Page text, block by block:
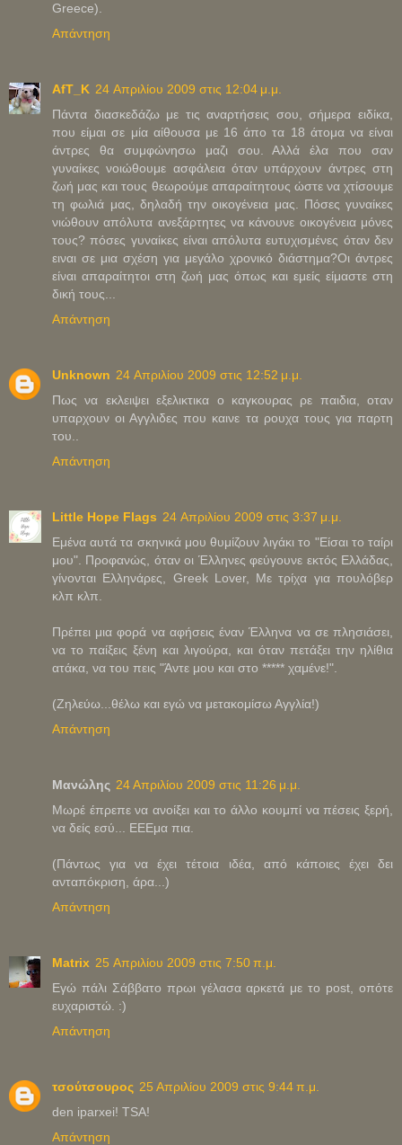
Greece).
Απάντηση
AfT_K 24 Απριλίου 2009 στις 12:04 μ.μ.
Πάντα διασκεδάζω με τις αναρτήσεις σου, σήμερα ειδίκα,
που είμαι σε μία αίθουσα με 16 άπο τα 18 άτομα να είναι
άντρες θα συμφώνησω μαζι σου. Αλλά έλα που σαν
γυναίκες νοιώθουμε ασφάλεια όταν υπάρχουν άντρες στη
ζωή μας και τους θεωρούμε απαραίτητους ώστε να χτίσουμε
τη φωλιά μας, δηλαδή την οικογένεια μας. Πόσες γυναίκες
νιώθουν απόλυτα ανεξάρτητες να κάνουνε οικογένεια μόνες
τους? πόσες γυναίκες είναι απόλυτα ευτυχισμένες όταν δεν
ειναι σε μια σχέση για μεγάλο χρονικό διάστημα?Οι άντρες
είναι απαραίτητοι στη ζωή μας όπως και εμείς είμαστε στη
δική τους...
Απάντηση
Unknown 24 Απριλίου 2009 στις 12:52 μ.μ.
Πως να εκλειψει εξελικτικα ο καγκουρας ρε παιδια, οταν
υπαρχουν οι Αγγλιδες που καινε τα ρουχα τους για παρτη
του..
Απάντηση
Little Hope Flags 24 Απριλίου 2009 στις 3:37 μ.μ.
Εμένα αυτά τα σκηνικά μου θυμίζουν λιγάκι το "Είσαι το ταίρι
μου". Προφανώς, όταν οι Έλληνες φεύγουνε εκτός Ελλάδας,
γίνονται Ελληνάρες, Greek Lover, Με τρίχα για πουλόβερ
κλπ κλπ.
Πρέπει μια φορά να αφήσεις έναν Έλληνα να σε πλησιάσει,
να το παίξεις ξένη και λιγούρα, και όταν πετάξει την ηλίθια
ατάκα, να του πεις "Άντε μου και στο ***** χαμένε!".
(Ζηλεύω...θέλω και εγώ να μετακομίσω Αγγλία!)
Απάντηση
Μανώλης 24 Απριλίου 2009 στις 11:26 μ.μ.
Μωρέ έπρεπε να ανοίξει και το άλλο κουμπί να πέσεις ξερή,
να δείς εσύ... ΕΕΕμα πια.
(Πάντως για να έχει τέτοια ιδέα, από κάποιες έχει δει
ανταπόκριση, άρα...)
Απάντηση
Matrix 25 Απριλίου 2009 στις 7:50 π.μ.
Εγώ πάλι Σάββατο πρωι γέλασα αρκετά με το post, οπότε
ευχαριστώ. :)
Απάντηση
τσούτσουρος 25 Απριλίου 2009 στις 9:44 π.μ.
den iparxei! TSA!
Απάντηση